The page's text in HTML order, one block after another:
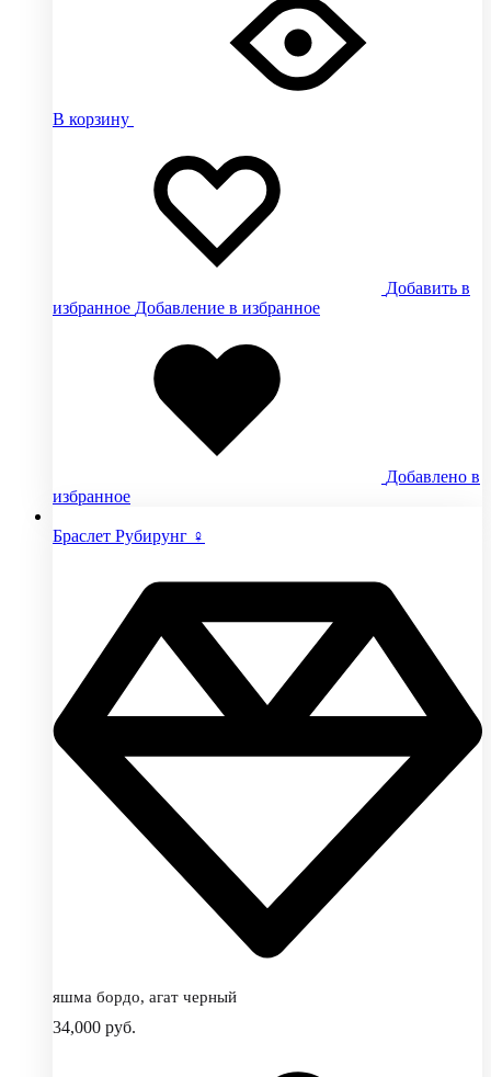
В корзину
Добавить в
избранное Добавление в избранное
Добавлено в
избранное
Браслет Рубирунг ♀
яшма бордо, агат черный
34,000 руб.